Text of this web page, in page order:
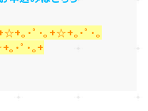
｡･ﾟ･｡+☆+｡･ﾟ･｡
｡･ﾟ･｡+